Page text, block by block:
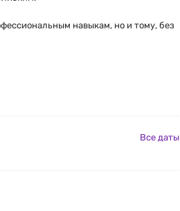
навыкам, но и тому, без
Все даты